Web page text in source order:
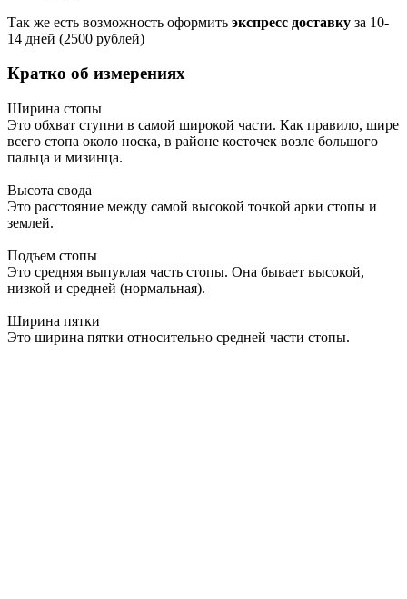
Так же есть возможность оформить экспресс доставку за 10-
14 дней (2500 рублей)
Кратко об измерениях
Ширина стопы
Это обхват ступни в самой широкой части. Как правило, шире
всего стопа около носка, в районе косточек возле большого
пальца и мизинца.
Высота свода
Это расстояние между самой высокой точкой арки стопы и
землей.
Подъем стопы
Это средняя выпуклая часть стопы. Она бывает высокой,
низкой и средней (нормальная).
Ширина пятки
Это ширина пятки относительно средней части стопы.